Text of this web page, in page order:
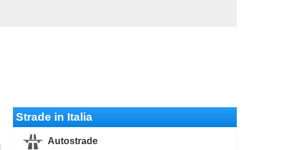
Strade in Italia
Autostrade